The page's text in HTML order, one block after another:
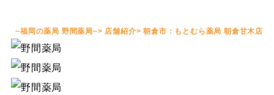
~福岡の薬局 野間薬局~> 店舗紹介>朝倉市：もとむら薬局 朝倉甘木店